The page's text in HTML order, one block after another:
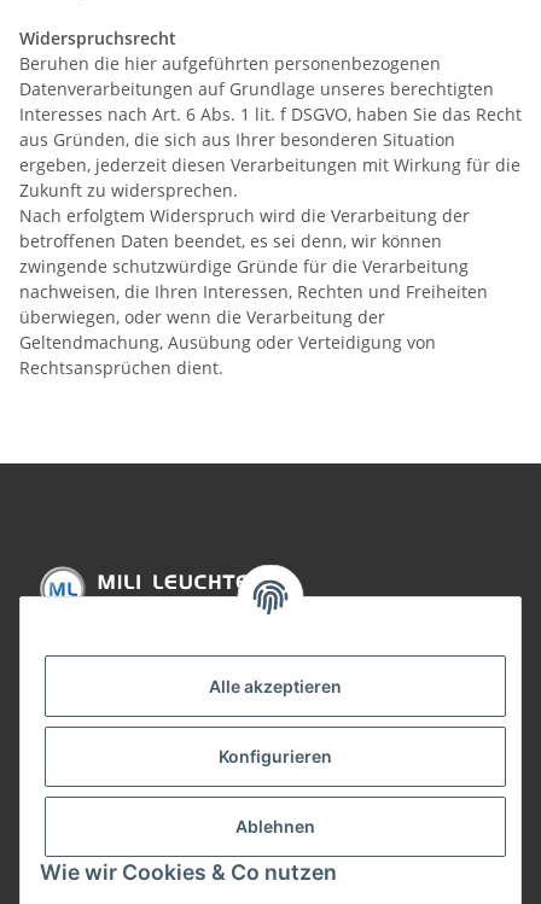
Alle akzeptieren
Konfigurieren
Ablehnen
Wie wir Cookies & Co nutzen
Widerspruchsrecht
Beruhen die hier aufgeführten personenbezogenen
Datenverarbeitungen auf Grundlage unseres berechtigten
Interesses nach Art. 6 Abs. 1 lit. f DSGVO, haben Sie das Recht
aus Gründen, die sich aus Ihrer besonderen Situation
ergeben, jederzeit diesen Verarbeitungen mit Wirkung für die
Zukunft zu widersprechen.
Nach erfolgtem Widerspruch wird die Verarbeitung der
betroffenen Daten beendet, es sei denn, wir können
zwingende schutzwürdige Gründe für die Verarbeitung
nachweisen, die Ihren Interessen, Rechten und Freiheiten
überwiegen, oder wenn die Verarbeitung der
Geltendmachung, Ausübung oder Verteidigung von
Rechtsansprüchen dient.
Gesetzliche Informationen
Bezahlung